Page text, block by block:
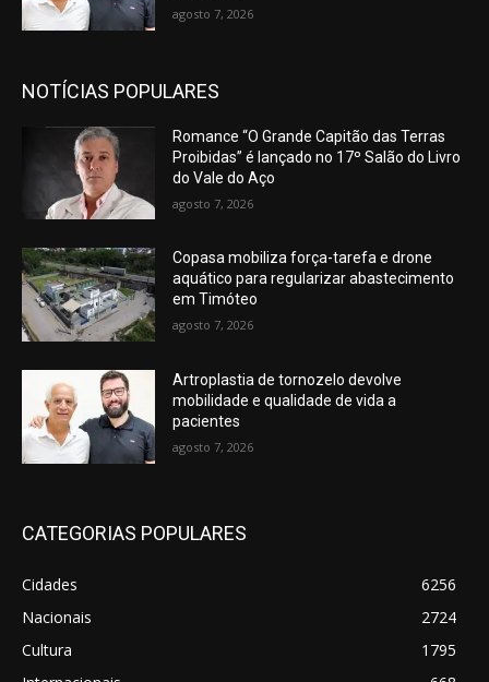
agosto 7, 2026
NOTÍCIAS POPULARES
Romance “O Grande Capitão das Terras
Proibidas” é lançado no 17º Salão do Livro
do Vale do Aço
agosto 7, 2026
Copasa mobiliza força-tarefa e drone
aquático para regularizar abastecimento
em Timóteo
agosto 7, 2026
Artroplastia de tornozelo devolve
mobilidade e qualidade de vida a
pacientes
agosto 7, 2026
CATEGORIAS POPULARES
Cidades
6256
Nacionais
2724
Cultura
1795